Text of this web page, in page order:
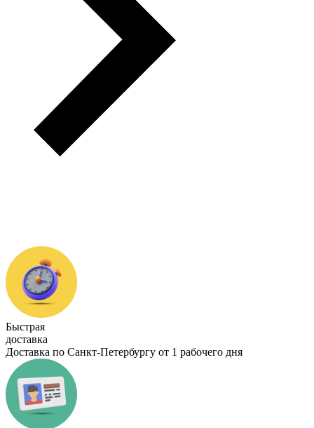
Быстрая
доставка
Доставка по Санкт-Петербургу от 1 рабочего дня